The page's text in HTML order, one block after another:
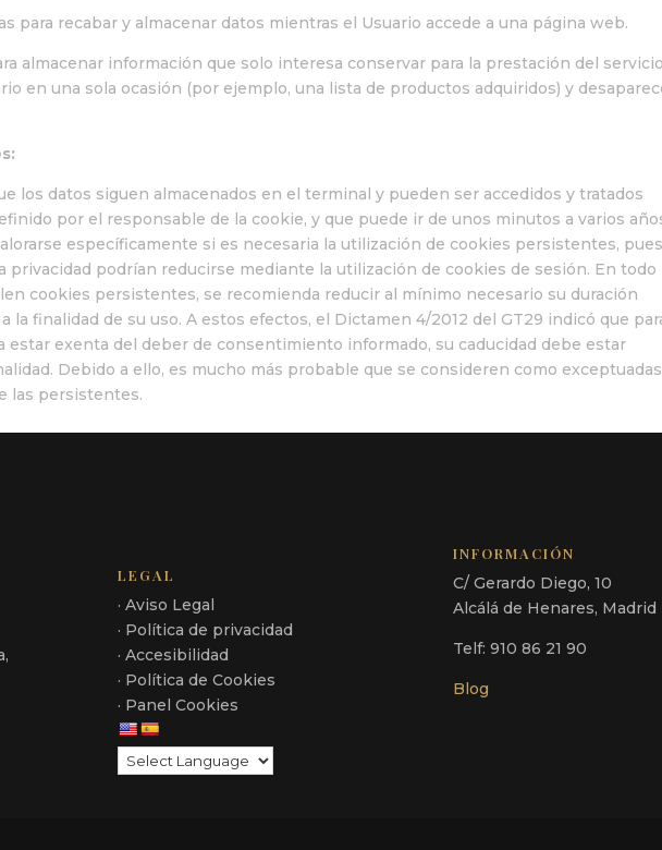
para recabar y almacenar datos mientras el Usuario accede a una página web.
almacenar información que solo interesa conservar para la prestación del servicio
en una sola ocasión (por ejemplo, una lista de productos adquiridos) y
los datos siguen almacenados en el terminal y pueden ser accedidos y tratados
por el responsable de la cookie, y que puede ir de unos minutos a varios
específicamente si es necesaria la utilización de cookies persistentes,
privacidad podrían reducirse mediante la utilización de cookies de sesión. En todo
cookies persistentes, se recomienda reducir al mínimo necesario su duración
la finalidad de su uso. A estos efectos, el Dictamen 4/2012 del GT29 indicó que
estar exenta del deber de consentimiento informado, su caducidad debe estar
Debido a ello, es mucho más probable que se consideren como
las persistentes.
LEGAL
· Aviso Legal
· Política de privacidad
· Accesibilidad
· Política de Cookies
· Panel Cookies
INFORMACIÓN
C/ Gerardo Diego, 10
Alcálá de Henares, Madrid
Telf: 910 86 21 90
Blog